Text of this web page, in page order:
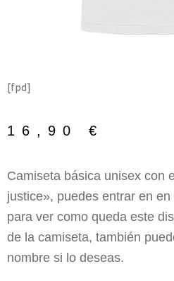
[fpd]
16,90 €
Camiseta básica unisex con
justice», puedes entrar en
para ver como queda este
de la camiseta, también
nombre si lo deseas.